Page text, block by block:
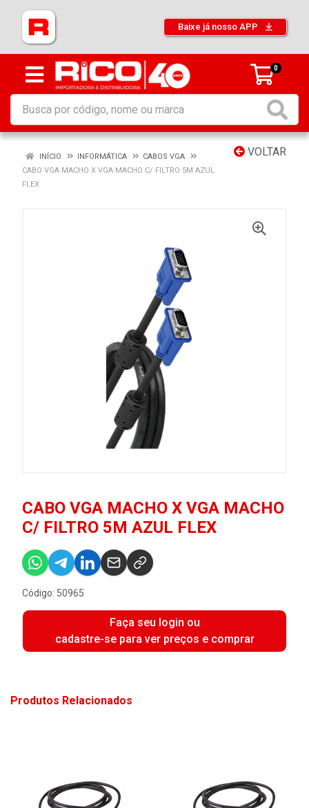
Baixe já nosso APP
0
VOLTAR
INÍCIO INFORMÁTICA
CABOS VGA
CABO VGA MACHO X VGA MACHO C/ FILTRO 5M AZUL
FLEX
CABO VGA MACHO X VGA MACHO
C/ FILTRO 5M AZUL FLEX
Código: 50965
Faça seu login ou
cadastre-se para ver preços e comprar
Produtos Relacionados